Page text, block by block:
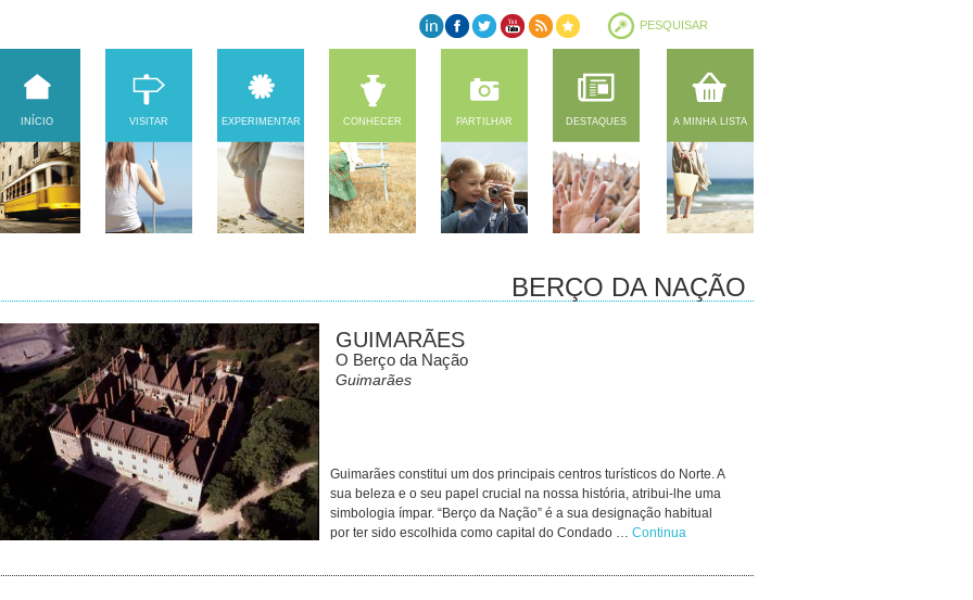
INÍCIO VISITAR EXPERIMENTAR CONHECER PARTILHAR DESTAQUES A MINHA LISTA
BERÇO DA NAÇÃO
GUIMARÃES
O Berço da Nação
Guimarães
Guimarães constitui um dos principais centros turísticos do Norte. A
sua beleza e o seu papel crucial na nossa história, atribui-lhe uma
simbologia ímpar. “Berço da Nação” é a sua designação habitual
por ter sido escolhida como capital do Condado … Continua